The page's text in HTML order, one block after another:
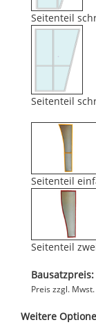
Seitenteil
Seitenteil
Seitenteil
Seitenteil
Preis zzgl. Mwst.
Weitere